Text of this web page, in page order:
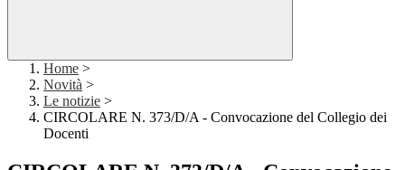
Home >
Novità >
Le notizie >
CIRCOLARE N. 373/D/A - Convocazione del Collegio dei
Docenti